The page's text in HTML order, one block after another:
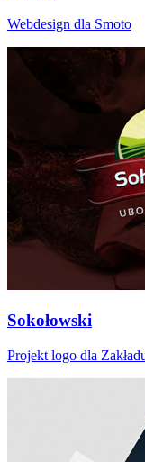
Webdesign dla Smoto
Sokołowski
Projekt logo dla